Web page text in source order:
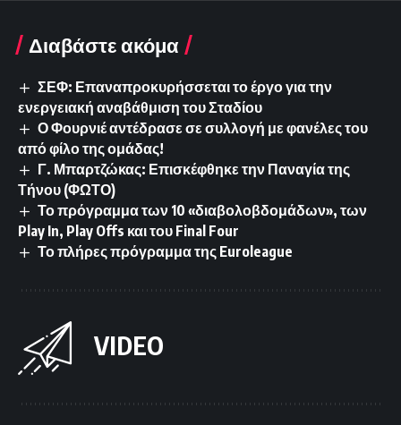
Διαβάστε ακόμα
ΣΕΦ: Επαναπροκυρήσσεται το έργο για την
ενεργειακή αναβάθμιση του Σταδίου
Ο Φουρνιέ αντέδρασε σε συλλογή με φανέλες του
από φίλο της ομάδας!
Γ. Μπαρτζώκας: Επισκέφθηκε την Παναγία της
Τήνου (ΦΩΤΟ)
Το πρόγραμμα των 10 «διαβολοβδομάδων», των
Play In, Play Offs και του Final Four
Το πλήρες πρόγραμμα της Euroleague
VIDEO